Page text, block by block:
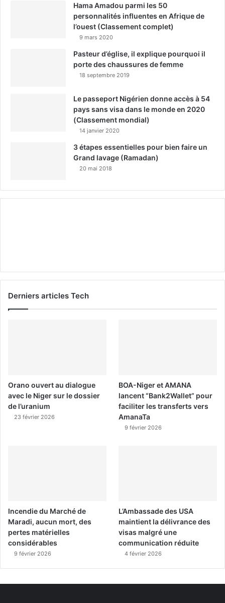
Hama Amadou parmi les 50
personnalités influentes en Afrique de
l’ouest (Classement complet)
9 mars 2020
Pasteur d’église, il explique pourquoi il
porte des chaussures de femme
18 septembre 2019
Le passeport Nigérien donne accès à 54
pays sans visa dans le monde en 2020
(Classement mondial)
14 janvier 2020
3 étapes essentielles pour bien faire un
Grand lavage (Ramadan)
20 mai 2018
Derniers articles Tech
Orano ouvert au dialogue
avec le Niger sur le dossier
de l’uranium
23 février 2026
BOA-Niger et AMANA
lancent “Bank2Wallet” pour
faciliter les transferts vers
AmanaTa
9 février 2026
Incendie du Marché de
Maradi, aucun mort, des
pertes matérielles
considérables
9 février 2026
L’Ambassade des USA
maintient la délivrance des
visas malgré une
communication réduite
4 février 2026